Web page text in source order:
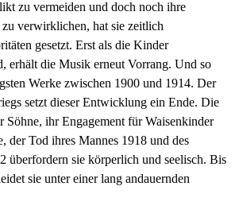
zu vermeiden und doch noch ihre
verwirklichen, hat sie zeitlich
gesetzt. Erst als die Kinder
erhält die Musik erneut Vorrang. Und so
Werke zwischen 1900 und 1914. Der
setzt dieser Entwicklung ein Ende. Die
Söhne, ihr Engagement für Waisenkinder
der Tod ihres Mannes 1918 und des
überfordern sie körperlich und seelisch. Bis
sie unter einer lang andauernden